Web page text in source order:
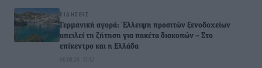
ΕΙΔΉΣΕΙΣ
Γερμανική αγορά: Έλλειψη προσιτών ξενοδοχείων
απειλεί τη ζήτηση για πακέτα διακοπών – Στο
επίκεντρο και η Ελλάδα
06.08.26 · 17:42